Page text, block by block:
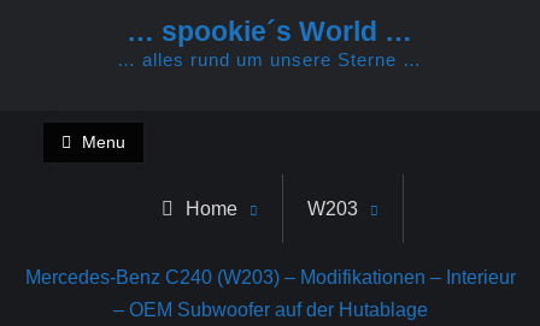
… spookie´s World …
… alles rund um unsere Sterne …
Menu
Home W203
Mercedes-Benz C240 (W203) – Modifikationen – Interieur
– OEM Subwoofer auf der Hutablage